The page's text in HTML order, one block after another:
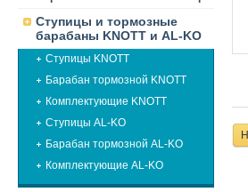
Ступицы и тормозные
барабаны KNOTT и AL-KO
Ступицы KNOTT
Барабан тормозной KNOTT
Комплектующие KNOTT
Ступицы AL-KO
Барабан тормозной AL-KO
Комплектующие AL-KO